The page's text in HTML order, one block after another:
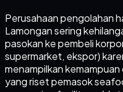
Perusahaan pengolahan
Lamongan sering
pasokan ke pembeli
supermarket, ekspor)
menampilkan
yang riset pemasok